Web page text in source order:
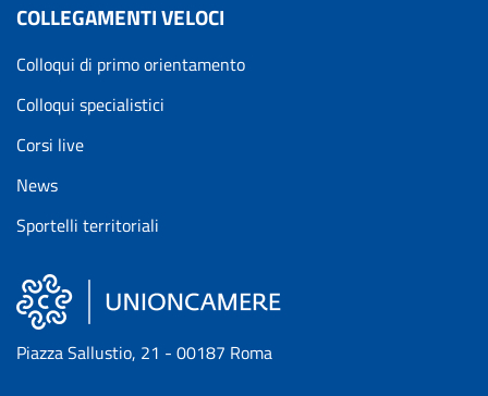
COLLEGAMENTI VELOCI
Colloqui di primo orientamento
Colloqui specialistici
Corsi live
News
Sportelli territoriali
Piazza Sallustio, 21 - 00187 Roma